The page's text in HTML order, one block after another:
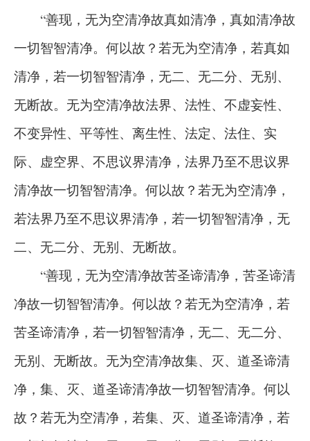
“善现，无为空清净故真如清净，真如清净故
一切智智清净。何以故？若无为空清净，若真如
清净，若一切智智清净，无二、无二分、无别、
无断故。无为空清净故法界、法性、不虚妄性、
不变异性、平等性、离生性、法定、法住、实
际、虚空界、不思议界清净，法界乃至不思议界
清净故一切智智清净。何以故？若无为空清净，
若法界乃至不思议界清净，若一切智智清净，无
二、无二分、无别、无断故。
“善现，无为空清净故苦圣谛清净，苦圣谛清
净故一切智智清净。何以故？若无为空清净，若
苦圣谛清净，若一切智智清净，无二、无二分、
无别、无断故。无为空清净故集、灭、道圣谛清
净，集、灭、道圣谛清净故一切智智清净。何以
故？若无为空清净，若集、灭、道圣谛清净，若